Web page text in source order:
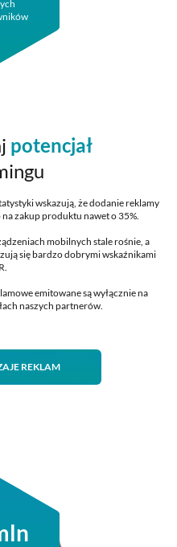
potencjał
wskazują, że dodanie reklamy
zakup produktu nawet o 35%.
mobilnych stale rośnie, a
się bardzo dobrymi wskaźnikami
emitowane są wyłącznie na
naszych partnerów.
REKLAM